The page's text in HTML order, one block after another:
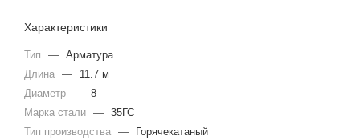
Характеристики
Тип — Арматура
Длина —
11.7 м
Диаметр — 8
Марка стали — 35ГС
Тип производства —
Горячекатаный